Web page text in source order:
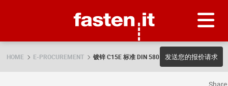
HOME E-PROCUREMENT 镀锌 C15E 标准 DIN 580 发送您的报价请求